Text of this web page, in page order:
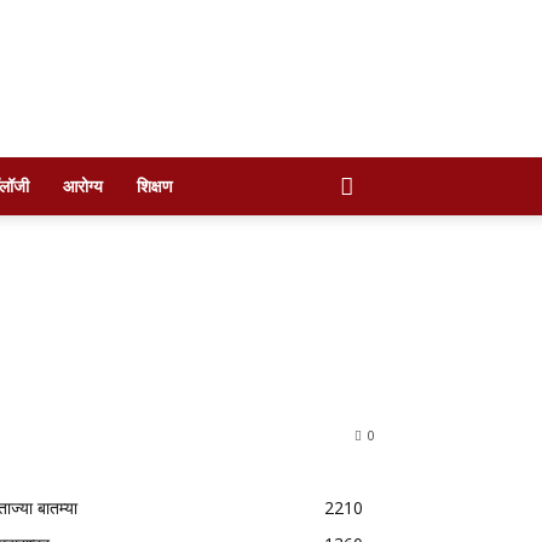
आरोग्य शिक्षण
0
बातम्या
2210